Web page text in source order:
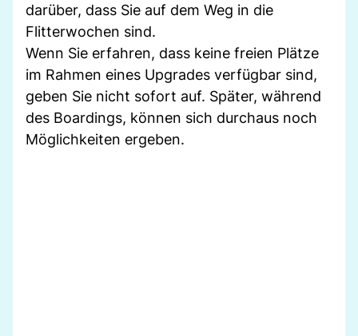
darüber, dass Sie auf dem Weg in die
Flitterwochen sind.
Wenn Sie erfahren, dass keine freien Plätze
im Rahmen eines Upgrades verfügbar sind,
geben Sie nicht sofort auf. Später, während
des Boardings, können sich durchaus noch
Möglichkeiten ergeben.